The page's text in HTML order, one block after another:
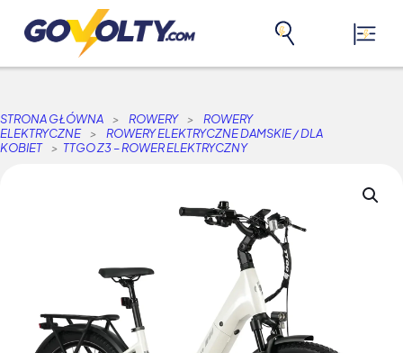
STRONA GŁÓWNA > ROWERY >
ROWERY
ELEKTRYCZNE
>
ROWERY ELEKTRYCZNE DAMSKIE / DLA
KOBIET
> TTGO Z3 – ROWER ELEKTRYCZNY